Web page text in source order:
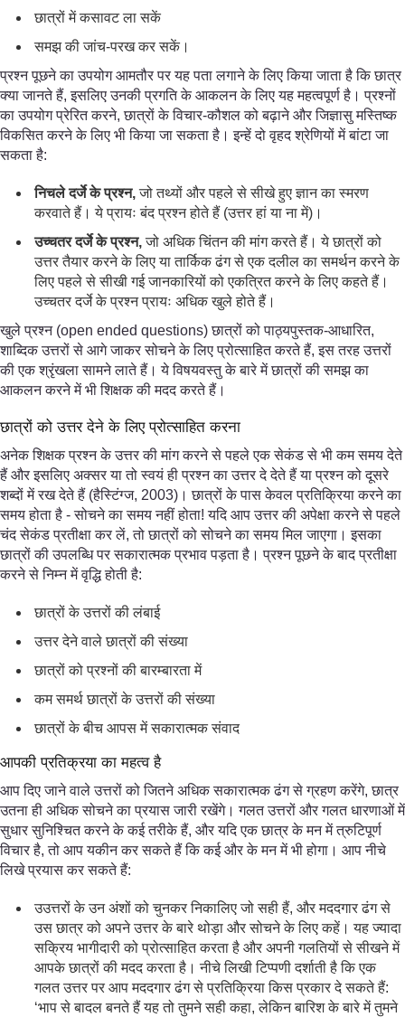
छात्रों में कसावट ला सकें
समझ की जांच-परख कर सकें।
प्रश्न पूछने का उपयोग आमतौर पर यह पता लगाने के लिए किया जाता है कि छात्र
क्या जानते हैं, इसलिए उनकी प्रगति के आकलन के लिए यह महत्वपूर्ण है। प्रश्नों
का उपयोग प्रेरित करने, छात्रों के विचार-कौशल को बढ़ाने और जिज्ञासु मस्तिष्क
विकसित करने के लिए भी किया जा सकता है। इन्हें दो वृहद श्रेणियों में बांटा जा
सकता है:
निचले दर्जे के प्रश्न,जो तथ्यों और पहले से सीखे हुए ज्ञान का स्मरण
करवाते हैं। ये प्रायः बंद प्रश्न होते हैं (उत्तर हां या ना में)।
उच्चतर दर्जे के प्रश्न,जो अधिक चिंतन की मांग करते हैं। ये छात्रों को
उत्तर तैयार करने के लिए या तार्किक ढंग से एक दलील का समर्थन करने के
लिए पहले से सीखी गई जानकारियों को एकत्रित करने के लिए कहते हैं।
उच्चतर दर्जे के प्रश्न प्रायः अधिक खुले होते हैं।
खुले प्रश्न (open ended questions) छात्रों को पाठ्यपुस्तक-आधारित,
शाब्दिक उत्तरों से आगे जाकर सोचने के लिए प्रोत्साहित करते हैं, इस तरह उत्तरों
की एक श्रृंखला सामने लाते हैं। ये विषयवस्तु के बारे में छात्रों की समझ का
आकलन करने में भी शिक्षक की मदद करते हैं।
छात्रों को उत्तर देने के लिए प्रोत्साहित करना
अनेक शिक्षक प्रश्न के उत्तर की मांग करने से पहले एक सेकंड से भी कम समय देते
हैं और इसलिए अक्सर या तो स्वयं ही प्रश्न का उत्तर दे देते हैं या प्रश्न को दूसरे
शब्दों में रख देते हैं (हैस्टिंग्ज, 2003)। छात्रों के पास केवल प्रतिक्रिया करने का
समय होता है - सोचने का समय नहीं होता! यदि आप उत्तर की अपेक्षा करने से पहले
चंद सेकंड प्रतीक्षा कर लें, तो छात्रों को सोचने का समय मिल जाएगा। इसका
छात्रों की उपलब्धि पर सकारात्मक प्रभाव पड़ता है। प्रश्न पूछने के बाद प्रतीक्षा
करने से निम्न में वृद्धि होती है:
छात्रों के उत्तरों की लंबाई
उत्तर देने वाले छात्रों की संख्या
छात्रों को प्रश्नों की बारम्बारता में
कम समर्थ छात्रों के उत्तरों की संख्या
छात्रों के बीच आपस में सकारात्मक संवाद
आपकी प्रतिक्रया का महत्व है
आप दिए जाने वाले उत्तरों को जितने अधिक सकारात्मक ढंग से ग्रहण करेंगे, छात्र
उतना ही अधिक सोचने का प्रयास जारी रखेंगे। गलत उत्तरों और गलत धारणाओं में
सुधार सुनिश्चित करने के कई तरीके हैं, और यदि एक छात्र के मन में त्रुटिपूर्ण
विचार है, तो आप यकीन कर सकते हैं कि कई और के मन में भी होगा। आप नीचे
लिखे प्रयास कर सकते हैं:
उउत्तरों के उन अंशों को चुनकर निकालिए जो सही हैं, और मददगार ढंग से
उस छात्र को अपने उत्तर के बारे थोड़ा और सोचने के लिए कहें। यह ज्यादा
सक्रिय भागीदारी को प्रोत्साहित करता है और अपनी गलतियों से सीखने में
आपके छात्रों की मदद करता है। नीचे लिखी टिप्पणी दर्शाती है कि एक
गलत उत्तर पर आप मददगार ढंग से प्रतिक्रिया किस प्रकार दे सकते हैं:
‘भाप से बादल बनते हैं यह तो तुमने सही कहा, लेकिन बारिश के बारे में तुमने